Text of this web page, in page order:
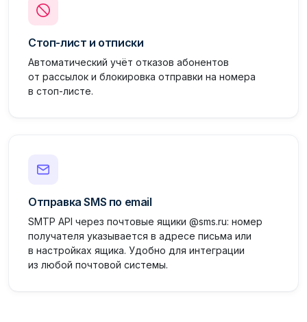
Стоп-лист и отписки
Автоматический учёт отказов абонентов
от рассылок и блокировка отправки на номера
в стоп-листе.
Отправка SMS по email
SMTP API через почтовые ящики @sms.ru: номер
получателя указывается в адресе письма или
в настройках ящика. Удобно для интеграции
из любой почтовой системы.